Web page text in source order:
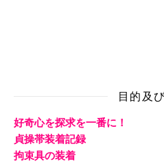
目的及
好奇心を探求を一番に！
貞操帯装着記録
拘束具の装着